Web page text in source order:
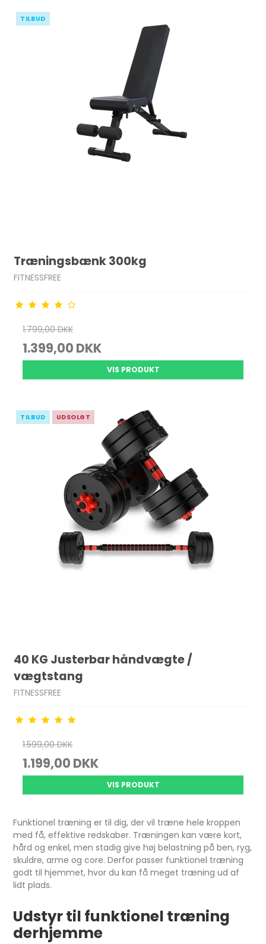
TILBUD
Træningsbænk 300kg
FITNESSFREE
1.799,00 DKK
1.399,00 DKK
VIS PRODUKT
TILBUD UDSOLGT
40 KG Justerbar håndvægte /
vægtstang
FITNESSFREE
1.599,00 DKK
1.199,00 DKK
VIS PRODUKT
Funktionel træning er til dig, der vil træne hele kroppen
med få, effektive redskaber. Træningen kan være kort,
hård og enkel, men stadig give høj belastning på ben, ryg,
skuldre, arme og core. Derfor passer funktionel træning
godt til hjemmet, hvor du kan få meget træning ud af
lidt plads.
Udstyr til funktionel træning
derhjemme